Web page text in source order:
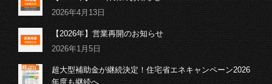
2026年4月13日
【2026年】営業再開のお知らせ
2026年1月5日
超大型補助金が継続決定！住宅省エネキャンペーン2026
年度も継続へ